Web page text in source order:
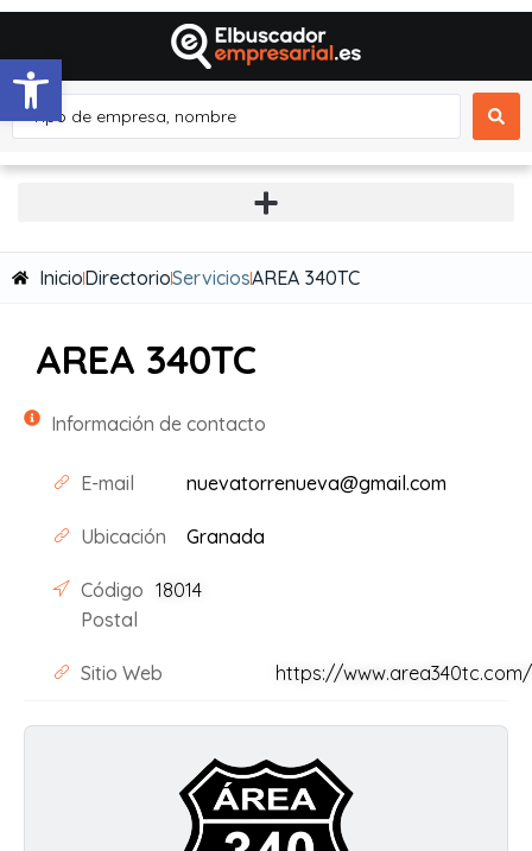
Abrir barra de herramientas
InicioDirectorioServiciosAREA 340TC
AREA 340TC
Información de contacto
E-mail nuevatorrenueva@gmail.com
Ubicación Granada
Código
Postal
18014
Sitio Web https://www.area340tc.com/